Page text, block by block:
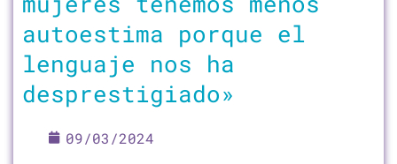
autoestima porque el
lenguaje nos ha
desprestigiado»
09/03/2024